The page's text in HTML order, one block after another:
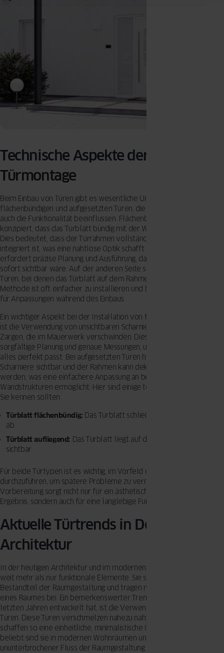
Technische Aspekte der
Türmontage
Beim Einbau von Türen gibt es wesentliche Unterschiede zwischen
flächenbündigen und aufgesetzten Türen, die sowohl die Ästhetik als
auch die Funktionalität beeinflussen. Flächenbündige Türen sind so
konzipiert, dass das Türblatt bündig mit der Wandfläche abschließt.
Dies bedeutet, dass der Türrahmen vollständig in der Wand
integriert ist, was eine nahtlose Optik schafft. Diese Art der Montage
erfordert präzise Planung und Ausführung, da jede Abweichung
sofort sichtbar wäre. Auf der anderen Seite stehen aufgesetzte
Türen, bei denen das Türblatt auf dem Rahmen aufliegt. Diese
Methode ist oft einfacher zu installieren und bietet mehr Spielraum
für Anpassungen während des Einbaus.
Ein wichtiger Aspekt bei der Installation von flächenbündigen Türen
ist die Verwendung von unsichtbaren Scharnieren und speziellen
Zargen, die im Mauerwerk verschwinden. Dies erfordert eine
sorgfältige Planung und genaue Messungen, um sicherzustellen, dass
alles perfekt passt. Bei aufgesetzten Türen hingegen sind die
Scharniere sichtbar und der Rahmen kann dekorativ gestaltet
werden, was eine einfachere Anpassung an bestehende
Wandstrukturen ermöglicht. Hier sind einige technische Begriffe, die
Sie kennen sollten:
Türblatt flächenbündig: Das Türblatt schließt bündig mit der Wand
ab.
Türblatt aufliegend: Das Türblatt liegt auf dem Rahmen auf und ist
sichtbar.
Für beide Türtypen ist es wichtig, im Vorfeld eine gründliche Planung
durchzuführen, um spätere Probleme zu vermeiden. Eine gute
Vorbereitung sorgt nicht nur für ein ästhetisch ansprechendes
Ergebnis, sondern auch für eine langlebige Funktionalität.
Aktuelle Türtrends in Design und
Architektur
In der heutigen Architektur und im modernen Innendesign sind Türen
weit mehr als nur funktionale Elemente. Sie sind integraler
Bestandteil der Raumgestaltung und tragen maßgeblich zur Ästhetik
eines Raumes bei. Ein bemerkenswerter Trend, der sich in den
letzten Jahren entwickelt hat, ist die Verwendung von unsichtbaren
Türen. Diese Türen verschmelzen nahezu nahtlos mit der Wand und
schaffen so eine einheitliche, minimalistische Optik. Besonders
beliebt sind sie in modernen Wohnräumen und Büros, wo ein klarer,
ununterbrochener Fluss der Raumgestaltung gewünscht ist.